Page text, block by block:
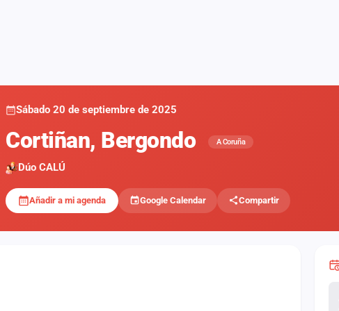
Sábado 20 de septiembre de 2025
Cortiñan, Bergondo A Coruña
Dúo CALÚ
Añadir a mi agenda Google Calendar Compartir